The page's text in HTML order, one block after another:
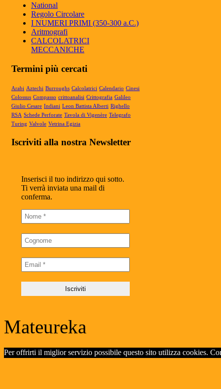
Articolo Geronimo maggio 2025
Articolo Geronimo, maggio 2025...
National
Regolo Circolare
I NUMERI PRIMI (350-300 a.C.)
Aritmografi
CALCOLATRICI
MECCANICHE
Termini più cercati
Arabi Aztechi Burroughs Calcolatrici Calendario Cinesi
Colossus Compasso crittoanalisi Crittografia Galileo
Giulio Cesare Indiani Leon Battista Alberti Righello
RSA Schede Perforate Tavola di Vigenère Telegrafo
Turing Valvole Vetrina Egizia
Iscriviti alla nostra Newsletter
Inserisci il tuo indirizzo qui sotto.
Ti verrà inviata una mail di
conferma.
Mateureka
Per offrirti il miglior servizio possibile questo sito utilizza cookies.